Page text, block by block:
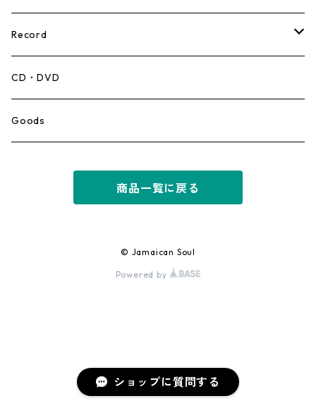
ショップに質問する
Record
Mento,Calypso,Ballad
Ska
Early Dancehall
CD・DVD
Goods
商品一覧に戻る
© Jamaican Soul
Powered by